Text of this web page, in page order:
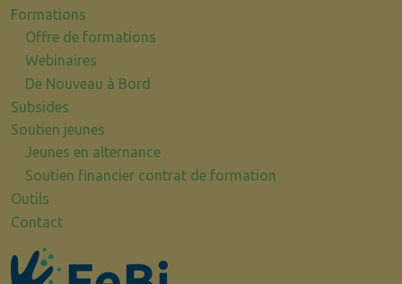
Formations
Offre de formations
Webinaires
De Nouveau à Bord
Subsides
Soutien jeunes
Jeunes en alternance
Soutien financier contrat de formation
Outils
Contact